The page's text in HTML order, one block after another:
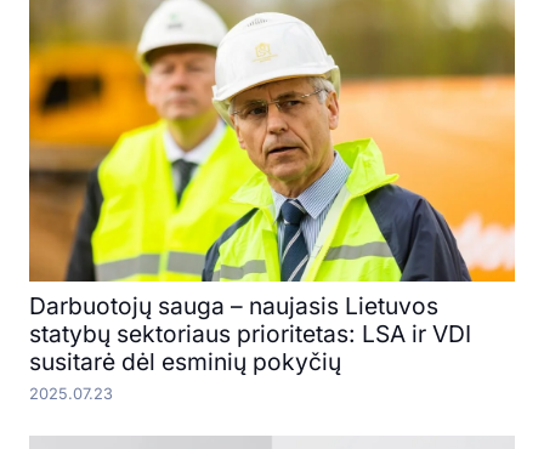
Darbuotojų sauga – naujasis Lietuvos
statybų sektoriaus prioritetas: LSA ir VDI
susitarė dėl esminių pokyčių
2025.07.23